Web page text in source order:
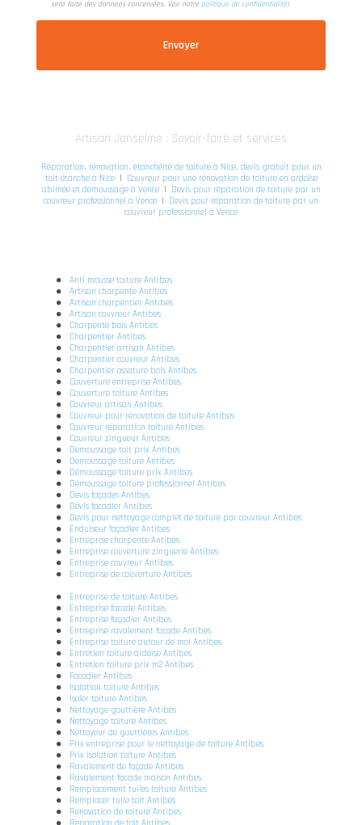
sera faite des données concervées. Voir notrepolitique de confidentialité)
Artisan Janselme : Savoir-faire et services
Réparation, rénovation, étanchéité de toiture à Nice, devis gratuit pour un
toit étanche à Nice| Couvreur pour une rénovation de toiture en ardoise
abîmée et démoussage à Vence| Devis pour réparation de toiture par un
couvreur professionnel à Vence | Devis pour réparation de toiture par un
couvreur professionnel à Vence
Anti mousse toiture Antibes
Artisan charpente Antibes
Artisan charpentier Antibes
Artisan couvreur Antibes
Charpente bois Antibes
Charpentier Antibes
Charpentier artisan Antibes
Charpentier couvreur Antibes
Charpentier ossature bois Antibes
Couverture entreprise Antibes
Couverture toiture Antibes
Couvreur artisan Antibes
Couvreur pour rénovation de toiture Antibes
Couvreur réparation toiture Antibes
Couvreur zingueur Antibes
Demoussage toit prix Antibes
Demoussage toiture Antibes
Démoussage toiture prix Antibes
Démoussage toiture professionnel Antibes
Devis façades Antibes
Devis facadier Antibes
Devis pour nettoyage complet de toiture par couvreur Antibes
Enduiseur façadier Antibes
Entreprise charpente Antibes
Entreprise couverture zinguerie Antibes
Entreprise couvreur Antibes
Entreprise de couverture Antibes
Entreprise de toiture Antibes
Entreprise facade Antibes
Entreprise façadier Antibes
Entreprise ravalement facade Antibes
Entreprise toiture autour de moi Antibes
Entretien toiture ardoise Antibes
Entretien toiture prix m2 Antibes
Facadier Antibes
Isolation toiture Antibes
Isoler toiture Antibes
Nettoyage gouttière Antibes
Nettoyage toiture Antibes
Nettoyeur de gouttières Antibes
Prix entreprise pour le nettoyage de toiture Antibes
Prix isolation toiture Antibes
Ravalement de façade Antibes
Ravalement facade maison Antibes
Remplacement tuiles toiture Antibes
Remplacer tuile toit Antibes
Renovation de toiture Antibes